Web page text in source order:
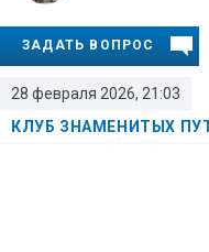
28 февраля 2026, 21:03
КЛУБ ЗНАМЕНИТЫХ
ЗАДАТЬ ВОПРОС